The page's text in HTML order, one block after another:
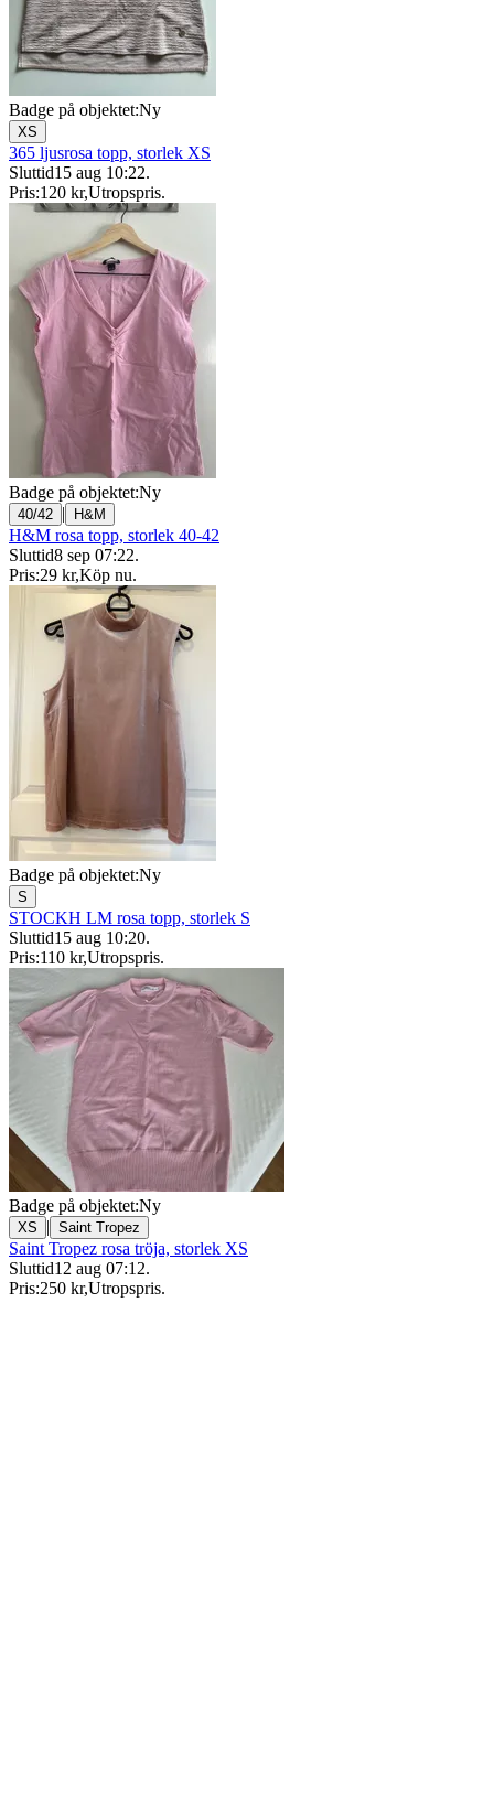
Badge på objektet:Ny
XS
365 ljusrosa topp, storlek XS
Sluttid15 aug 10:22.
Pris:120 kr,Utropspris.
Badge på objektet:Ny
40/42 | H&M
H&M rosa topp, storlek 40-42
Sluttid8 sep 07:22.
Pris:29 kr,Köp nu.
Badge på objektet:Ny
S
STOCKH LM rosa topp, storlek S
Sluttid15 aug 10:20.
Pris:110 kr,Utropspris.
Badge på objektet:Ny
XS | Saint Tropez
Saint Tropez rosa tröja, storlek XS
Sluttid12 aug 07:12.
Pris:250 kr,Utropspris.